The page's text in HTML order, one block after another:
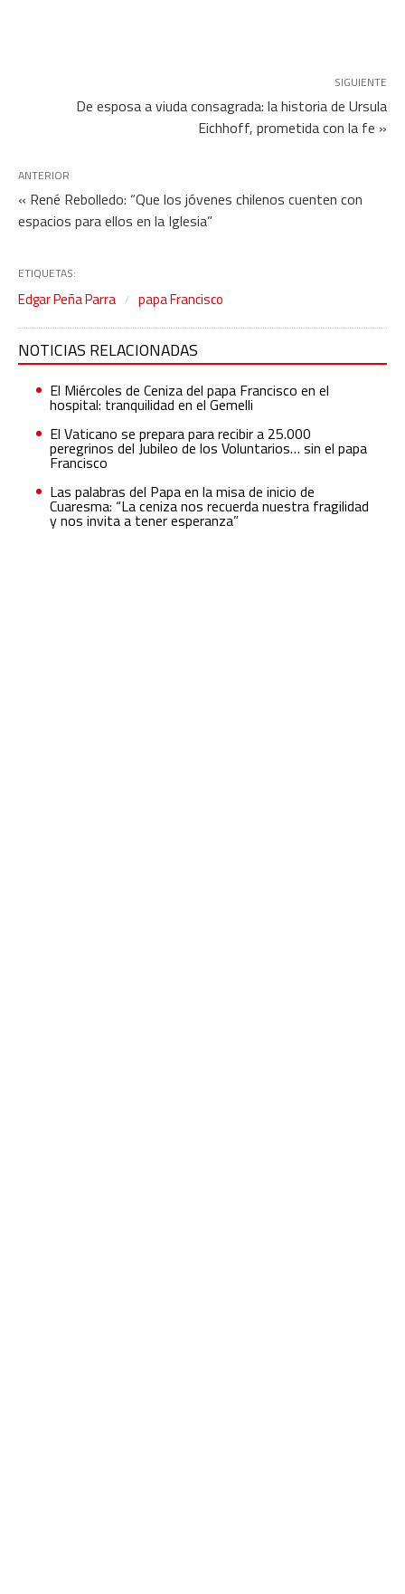
SIGUIENTE
De esposa a viuda consagrada: la historia de Ursula
Eichhoff, prometida con la fe »
ANTERIOR
« René Rebolledo: “Que los jóvenes chilenos cuenten con
espacios para ellos en la Iglesia”
ETIQUETAS:
Edgar Peña Parra papa Francisco
NOTICIAS RELACIONADAS
El Miércoles de Ceniza del papa Francisco en el
hospital: tranquilidad en el Gemelli
El Vaticano se prepara para recibir a 25.000
peregrinos del Jubileo de los Voluntarios… sin el papa
Francisco
Las palabras del Papa en la misa de inicio de
Cuaresma: “La ceniza nos recuerda nuestra fragilidad
y nos invita a tener esperanza”